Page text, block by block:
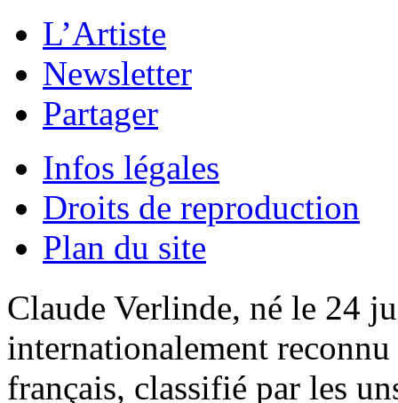
L’Artiste
Newsletter
Partager
Infos légales
Droits de reproduction
Plan du site
Claude Verlinde, né le 24
internationalement
français, classifié par les